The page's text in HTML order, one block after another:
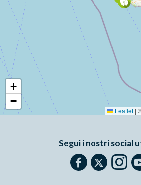
+
−
Leaflet |
Segui i nostri social